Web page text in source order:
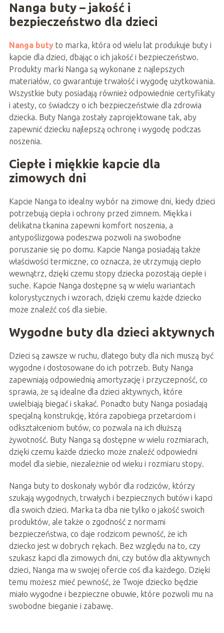
Nanga buty – jakość i
bezpieczeństwo dla dzieci
Nanga butyto marka, która od wielu lat produkuje buty i
kapcie dla dzieci, dbając o ich jakość i bezpieczeństwo.
Produkty marki Nanga są wykonane z najlepszych
materiałów, co gwarantuje trwałość i wygodę użytkowania.
Wszystkie buty posiadają również odpowiednie certyfikaty
i atesty, co świadczy o ich bezpieczeństwie dla zdrowia
dziecka. Buty Nanga zostały zaprojektowane tak, aby
zapewnić dziecku najlepszą ochronę i wygodę podczas
noszenia.
Ciepłe i miękkie kapcie dla
zimowych dni
Kapcie Nanga to idealny wybór na zimowe dni, kiedy dzieci
potrzebują ciepła i ochrony przed zimnem. Miękka i
delikatna tkanina zapewni komfort noszenia, a
antypoślizgowa podeszwa pozwoli na swobodne
poruszanie się po domu. Kapcie Nanga posiadają także
właściwości termiczne, co oznacza, że utrzymują ciepło
wewnątrz, dzięki czemu stopy dziecka pozostają ciepłe i
suche. Kapcie Nanga dostępne są w wielu wariantach
kolorystycznych i wzorach, dzięki czemu każde dziecko
może znaleźć coś dla siebie.
Wygodne buty dla dzieci aktywnych
Dzieci są zawsze w ruchu, dlatego buty dla nich muszą być
wygodne i dostosowane do ich potrzeb. Buty Nanga
zapewniają odpowiednią amortyzację i przyczepność, co
sprawia, że są idealne dla dzieci aktywnych, które
uwielbiają biegać i skakać. Ponadto buty Nanga posiadają
specjalną konstrukcję, która zapobiega przetarciom i
odkształceniom butów, co pozwala na ich dłuższą
żywotność. Buty Nanga są dostępne w wielu rozmiarach,
dzięki czemu każde dziecko może znaleźć odpowiedni
model dla siebie, niezależnie od wieku i rozmiaru stopy.
Nanga buty to doskonały wybór dla rodziców, którzy
szukają wygodnych, trwałych i bezpiecznych butów i kapci
dla swoich dzieci. Marka ta dba nie tylko o jakość swoich
produktów, ale także o zgodność z normami
bezpieczeństwa, co daje rodzicom pewność, że ich
dziecko jest w dobrych rękach. Bez względu na to, czy
szukasz kapci dla zimowych dni, czy butów dla aktywnych
dzieci, Nanga ma w swojej ofercie coś dla każdego. Dzięki
temu możesz mieć pewność, że Twoje dziecko będzie
miało wygodne i bezpieczne obuwie, które pozwoli mu na
swobodne bieganie i zabawę.